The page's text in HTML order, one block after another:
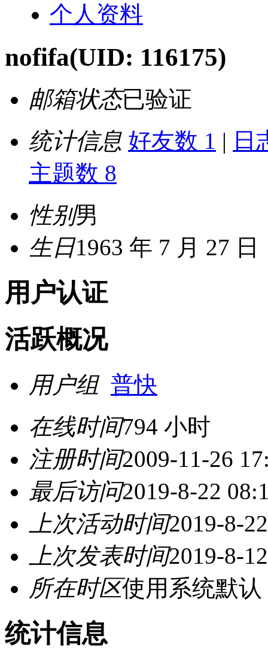
个人资料
nofifa(UID: 116175)
邮箱状态已验证
统计信息 好友数 1 | 日
主题数 8
性别男
生日1963 年 7 月 27 日
用户认证
活跃概况
用户组 普快
在线时间794 小时
注册时间2009-11-26
最后访问2019-8-22
上次活动时间2019-8-
上次发表时间2019-8-
所在时区使用系统默认
统计信息